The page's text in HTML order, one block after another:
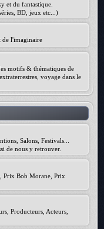
et du fantastique.
BD, jeux etc...)
de l'imaginaire
motifs & thématiques de
voyage dans le
Salons, Festivals...
de nous y retrouver.
Prix Bob Morane, Prix
Producteurs, Acteurs,